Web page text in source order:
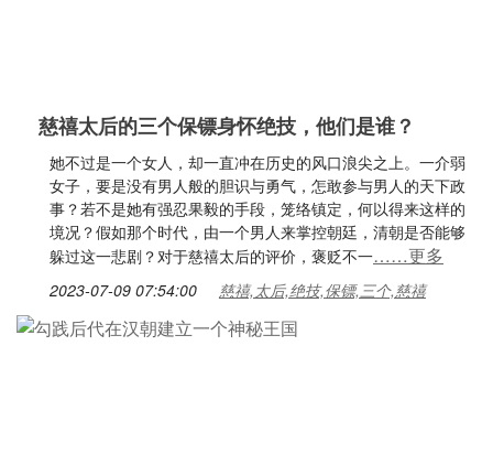
慈禧太后的三个保镖身怀绝技，他们是谁？
她不过是一个女人，却一直冲在历史的风口浪尖之上。一介弱
女子，要是没有男人般的胆识与勇气，怎敢参与男人的天下政
事？若不是她有强忍果毅的手段，笼络镇定，何以得来这样的
境况？假如那个时代，由一个男人来掌控朝廷，清朝是否能够
躲过这一悲剧？对于慈禧太后的评价，褒贬不一……更多
2023-07-09 07:54:00 慈禧,太后,绝技,保镖,三个,慈禧